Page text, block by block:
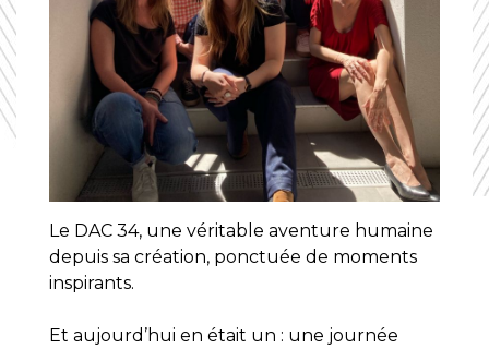
Le DAC 34, une véritable aventure humaine
depuis sa création, ponctuée de moments
inspirants.
Et aujourd’hui en était un : une journée